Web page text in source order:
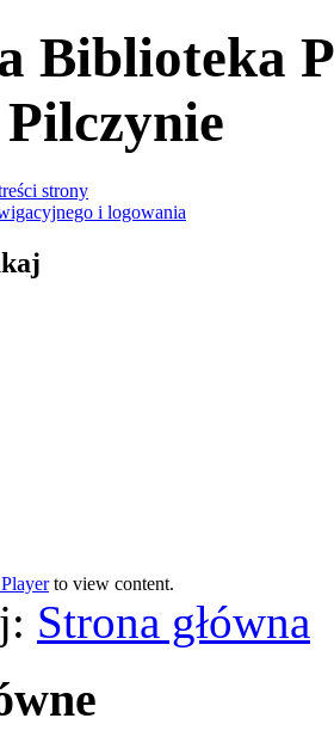
strony
i logowania
to view content.
Strona główna